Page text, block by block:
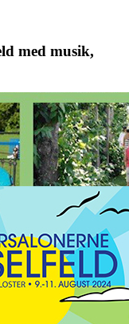
med musik,